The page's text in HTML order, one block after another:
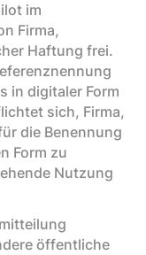
im
Firma,
Haftung frei.
in digitaler Form
sich, Firma,
die Benennung
Form zu
Nutzung
öffentliche